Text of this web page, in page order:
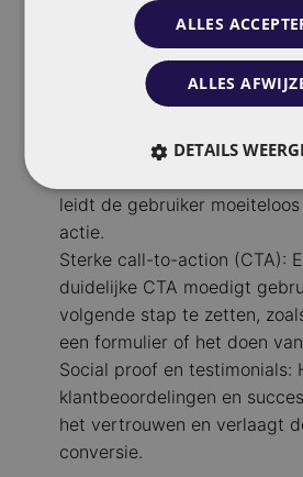
communiceert de
Overtuigende subkoppen en
bieden aanvullende
de waardepropositie.
Een overzichtelijk ontwerp
leidt de gebruiker
actie.
Sterke call-to-action (CTA):
duidelijke CTA moedigt
volgende stap te zetten,
een formulier of het doen
Social proof en testimonials:
klantbeoordelingen en
het vertrouwen en verlaagt
conversie.
ALLES
ALLES
DETAILS